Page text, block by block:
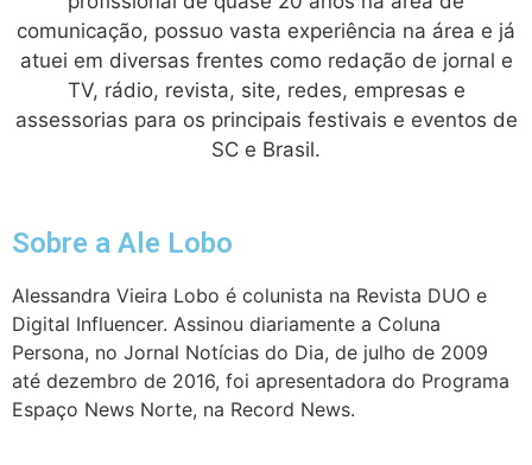
comunicação, possuo vasta experiência na área e já
atuei em diversas frentes como redação de jornal e
TV, rádio, revista, site, redes, empresas e
assessorias para os principais festivais e eventos de
SC e Brasil.
Sobre a Ale Lobo
Alessandra Vieira Lobo é colunista na Revista DUO e
Digital Influencer. Assinou diariamente a Coluna
Persona, no Jornal Notícias do Dia, de julho de 2009
até dezembro de 2016, foi apresentadora do Programa
Espaço News Norte, na Record News.